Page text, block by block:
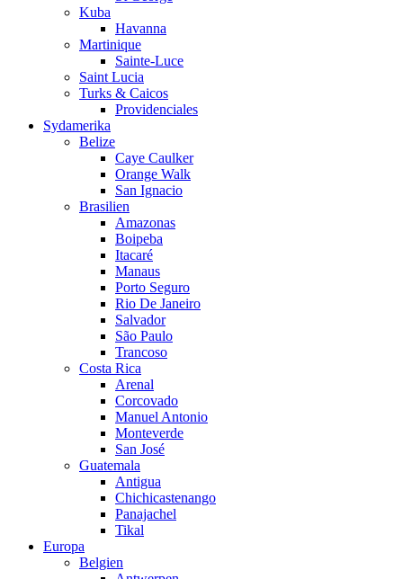
Kuba
Havanna
Martinique
Sainte-Luce
Saint Lucia
Turks & Caicos
Providenciales
Sydamerika
Belize
Caye Caulker
Orange Walk
San Ignacio
Brasilien
Amazonas
Boipeba
Itacaré
Manaus
Porto Seguro
Rio De Janeiro
Salvador
São Paulo
Trancoso
Costa Rica
Arenal
Corcovado
Manuel Antonio
Monteverde
San José
Guatemala
Antigua
Chichicastenango
Panajachel
Tikal
Europa
Belgien